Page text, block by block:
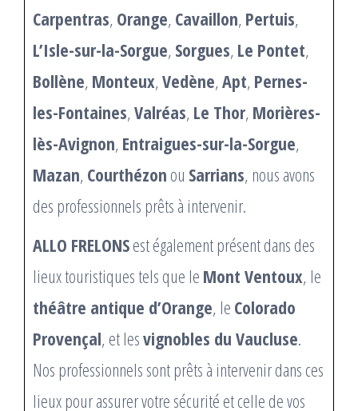
Carpentras, Orange, Cavaillon, Pertuis,
L’Isle-sur-la-Sorgue, Sorgues, Le Pontet,
Bollène, Monteux,Vedène,Apt, Pernes-
les-Fontaines,Valréas, Le Thor, Morières-
lès-Avignon, Entraigues-sur-la-Sorgue,
Mazan, Courthézon ou Sarrians, nous avons
des professionnels prêts à intervenir.
ALLO FRELONSest également présent dans des
lieux touristiques tels que le Mont Ventoux, le
théâtre antique d’Orange, le Colorado
Provençal, et lesvignobles du Vaucluse.
Nos professionnels sont prêts à intervenir dans ces
lieux pour assurer votre sécurité et celle de vos